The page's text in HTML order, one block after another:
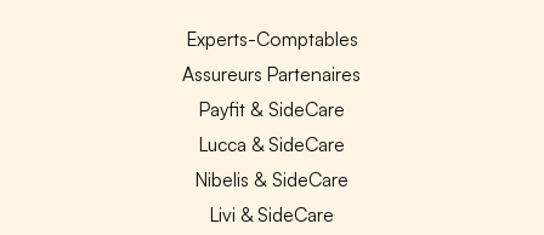
Experts-Comptables
Assureurs Partenaires
Payfit & SideCare
Lucca & SideCare
Nibelis & SideCare
Livi & SideCare